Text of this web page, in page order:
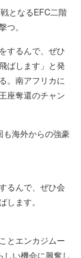
となるEFC二階
つ。
するんで、ぜひ
ばします」と発
。南アフリカに
座奪還のチャン
も海外からの強豪
るんで、ぜひ会
します。
とエンカジムー
い機会に興奮し